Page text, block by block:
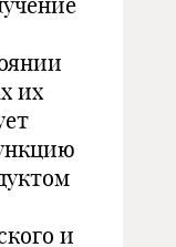
их
и